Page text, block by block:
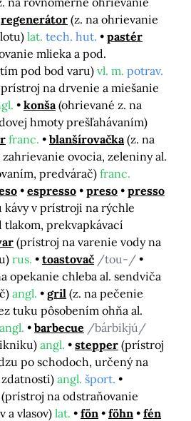
regenerátor (z. na ohrievanie
lat. tech. hut.
pastér
mlieka a pod.
pod bod varu) vl. m. potrav.
na drvenie a miešanie
konša (ohrievané z. na
hmoty prešľahávaním)
franc. blanšírovačka (z. na
ovocia, zeleniny al.
predvárač) franc.
espresso preso
presso
v prístroji na rýchle
prekvapkávací
(prístroj na varenie vody na
rus. toastovač /tou-/
opekanie chleba al. sendviča
angl. gril (z. na pečenie
tuku pôsobením ohňa al.
barbecue /bárbikjú/
angl. stepper (prístroj
po schodoch, určený na
angl. šport.
(prístroj na odstraňovanie
a vlasov) lat. fön föhn
fén